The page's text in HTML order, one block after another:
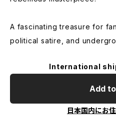
A fascinating treasure for
political satire, and
International
Add
日本国内にお